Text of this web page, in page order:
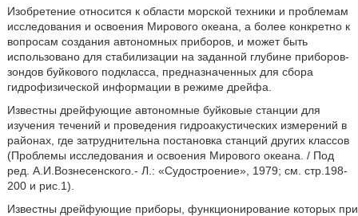
Изобретение относится к области морской техники и проблемам
исследования и освоения Мирового океана, а более конкретно к
вопросам создания автономных приборов, и может быть
использовано для стабилизации на заданной глубине приборов-
зондов буйкового подкласса, предназначенных для сбора
гидрофизической информации в режиме дрейфа.
Известны дрейфующие автономные буйковые станции для
изучения течений и проведения гидроакустических измерений в
районах, где затруднительна постановка станций других классов
(Проблемы исследования и освоения Мирового океана. / Под
ред. А.И.Вознесенского.- Л.: «Судостроение», 1979; см. стр.198-
200 и рис.1).
Известны дрейфующие приборы, функционирование которых при